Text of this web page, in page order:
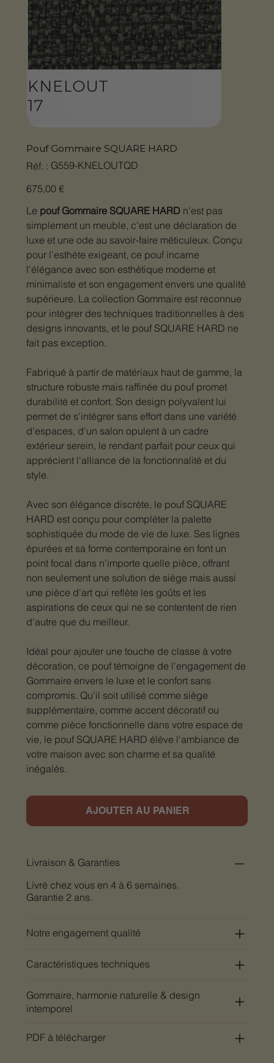
Pouf Gommaire SQUARE HARD
Réf. :
SKU
G559-
G559-KNELOUTQD
Prix
675,00 €
Le pouf Gommaire SQUARE HARDn'est pas
simplement un meuble, c'est une déclaration de
luxe et une ode au savoir-faire méticuleux. Conçu
pour l'esthète exigeant, ce pouf incarne
l'élégance avec son esthétique moderne et
minimaliste et son engagement envers une qualité
supérieure. La collection Gommaire est reconnue
pour intégrer des techniques traditionnelles à des
designs innovants, et le pouf SQUARE HARD ne
fait pas exception.
Fabriqué à partir de matériaux haut de gamme, la
structure robuste mais raffinée du pouf promet
durabilité et confort. Son design polyvalent lui
permet de s'intégrer sans effort dans une variété
d'espaces, d'un salon opulent à un cadre
extérieur serein, le rendant parfait pour ceux qui
apprécient l'alliance de la fonctionnalité et du
style.
Avec son élégance discrète, le pouf SQUARE
HARD est conçu pour compléter la palette
sophistiquée du mode de vie de luxe. Ses lignes
épurées et sa forme contemporaine en font un
point focal dans n'importe quelle pièce, offrant
non seulement une solution de siège mais aussi
une pièce d'art qui reflète les goûts et les
aspirations de ceux qui ne se contentent de rien
d'autre que du meilleur.
Idéal pour ajouter une touche de classe à votre
décoration, ce pouf témoigne de l'engagement de
Gommaire envers le luxe et le confort sans
compromis. Qu'il soit utilisé comme siège
supplémentaire, comme accent décoratif ou
comme pièce fonctionnelle dans votre espace de
vie, le pouf SQUARE HARD élève l'ambiance de
votre maison avec son charme et sa qualité
inégalés.
AJOUTER AU PANIER
Livraison & Garanties
Livré chez vous en 4 à 6 semaines.
Garantie 2 ans.
Notre engagement qualité
Caractéristiques techniques
Gommaire, harmonie naturelle & design
intemporel
PDF à télécharger